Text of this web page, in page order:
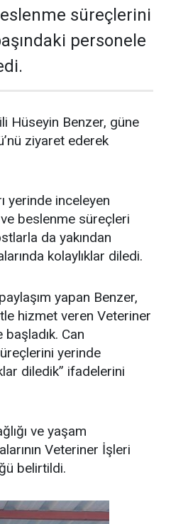
süreçlerini
personele
Hüseyin Benzer, güne
ziyaret ederek
yerinde inceleyen
ve beslenme süreçleri
da yakından
kolaylıklar diledi.
yapan Benzer,
hizmet veren Veteriner
Can
yerinde
diledik” ifadelerini
ve yaşam
Veteriner İşleri
belirtildi.